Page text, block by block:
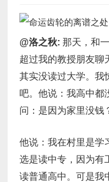
@洛之秋: 那天，和
超过我的教授朋友聊
其实没读过大学。我
吧。他说：我高中都
问：是因为家里没钱
他说：我在村里是学
选是读中专，因为有
读普通高中。可是我